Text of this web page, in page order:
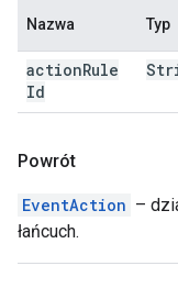
Nazwa Typ
actionRule
Id
Powrót
EventAction –
łańcuch.